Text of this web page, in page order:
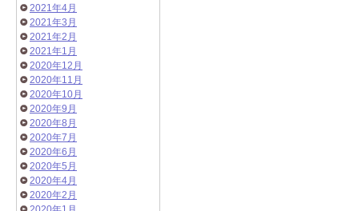
2021年4月
2021年3月
2021年2月
2021年1月
2020年12月
2020年11月
2020年10月
2020年9月
2020年8月
2020年7月
2020年6月
2020年5月
2020年4月
2020年2月